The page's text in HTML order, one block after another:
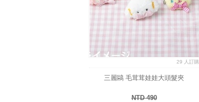
29 人訂購
三麗鷗 毛茸茸娃娃大頭髮夾
NTD 490